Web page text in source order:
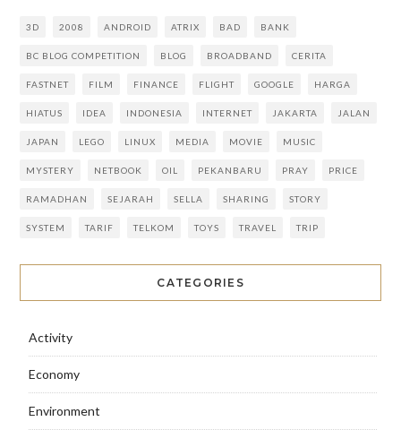
3D 2008 ANDROID ATRIX BAD BANK
BC BLOG COMPETITION BLOG BROADBAND CERITA
FASTNET FILM FINANCE FLIGHT GOOGLE HARGA
HIATUS IDEA INDONESIA INTERNET JAKARTA JALAN
JAPAN LEGO LINUX MEDIA MOVIE MUSIC
MYSTERY NETBOOK OIL PEKANBARU PRAY PRICE
RAMADHAN SEJARAH SELLA SHARING STORY
SYSTEM TARIF TELKOM TOYS TRAVEL TRIP
CATEGORIES
Activity
Economy
Environment